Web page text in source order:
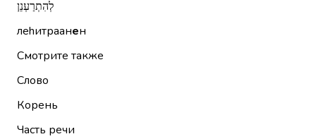
לְהִתְרַעְנֵן
леhитраанен
Смотрите также
Слово
Корень
Часть речи